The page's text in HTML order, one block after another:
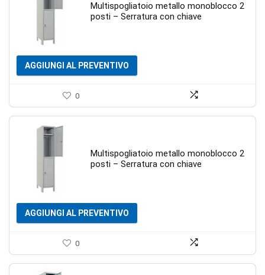
Multispogliatoio metallo monoblocco 2
posti – Serratura con chiave
0
AGGIUNGI AL PREVENTIVO
Multispogliatoio metallo monoblocco 2
posti – Serratura con chiave
0
AGGIUNGI AL PREVENTIVO